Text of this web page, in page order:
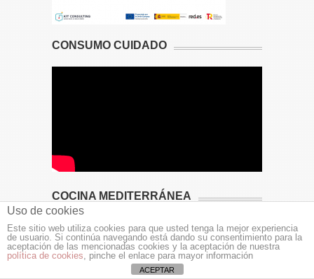
CONSUMO CUIDADO
COCINA MEDITERRÁNEA
Uso de cookies
Este sitio web utiliza cookies para que usted tenga la mejor experiencia
de usuario. Si continúa navegando está dando su consentimiento para la
aceptación de las mencionadas cookies y la aceptación de nuestra
política de cookies, pinche el enlace para mayor información
ACEPTAR